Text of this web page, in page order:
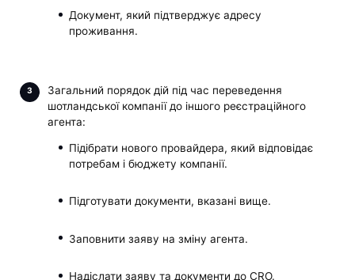
Документ, який підтверджує адресу
проживання.
Загальний порядок дій під час переведення
шотландської компанії до іншого реєстраційного
агента:
Підібрати нового провайдера, який відповідає
потребам і бюджету компанії.
Підготувати документи, вказані вище.
Заповнити заяву на зміну агента.
Надіслати заяву та документи до CRO.